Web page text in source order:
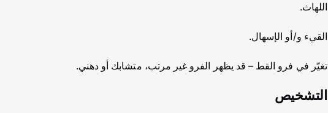
اللهاث.
القيء و/أو الإسهال.
تغيّر في فرو القط – قد يظهر الفرو غير مرتب، متشابك أو دهني.
التشخيص